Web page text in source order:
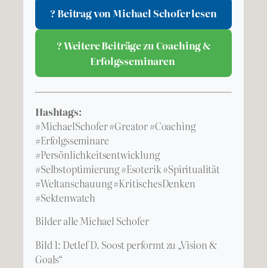
? Beitrag von Michael Schofer lesen
? Weitere Beiträge zu Coaching &
Erfolgsseminaren
Hashtags:
#MichaelSchofer #Greator #Coaching
#Erfolgsseminare
#Persönlichkeitsentwicklung
#Selbstoptimierung #Esoterik #Spiritualität
#Weltanschauung #KritischesDenken
#Sektenwatch
Bilder alle Michael Schofer
Bild 1: Detlef D. Soost performt zu „Vision &
Goals“